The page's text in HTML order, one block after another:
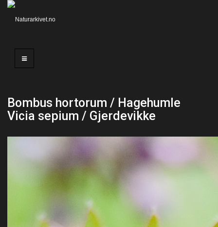
Bombus hortorum / Hagehumle
Vicia sepium / Gjerdevikke